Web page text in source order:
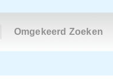
Omgekeerd Zoeken